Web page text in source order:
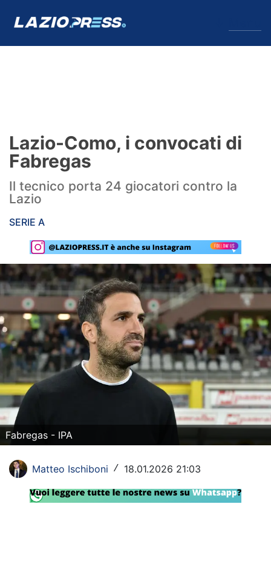
Formello
Infortuni
Primavera
Lazio Women
Rassegna Lazio
Social
Calcio
Serie A
Champions League
Altri Sport
Formula 1
Tennis
Lazio-Como, i convocati di
Fabregas
Il tecnico porta 24 giocatori contro la
Lazio
SERIE A
Fabregas - IPA
Matteo Ischiboni / 18.01.2026 21:03